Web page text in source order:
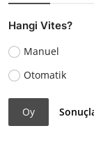
Hangi Vites?
Manuel
Otomatik
Oy